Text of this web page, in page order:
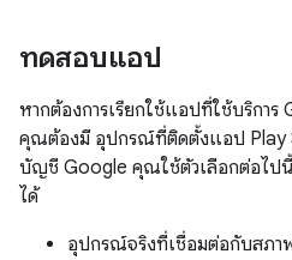
ทดสอบแอป
หากต้องการเรียกใช้แอปที่ใช้บริการ
คุณต้องมี อุปกรณ์ที่ติดตั้งแอป Play
บัญชี Google คุณใช้ตัวเลือกต่อไป
ได้
อุปกรณ์จริงที่เชื่อมต่อกับสภา